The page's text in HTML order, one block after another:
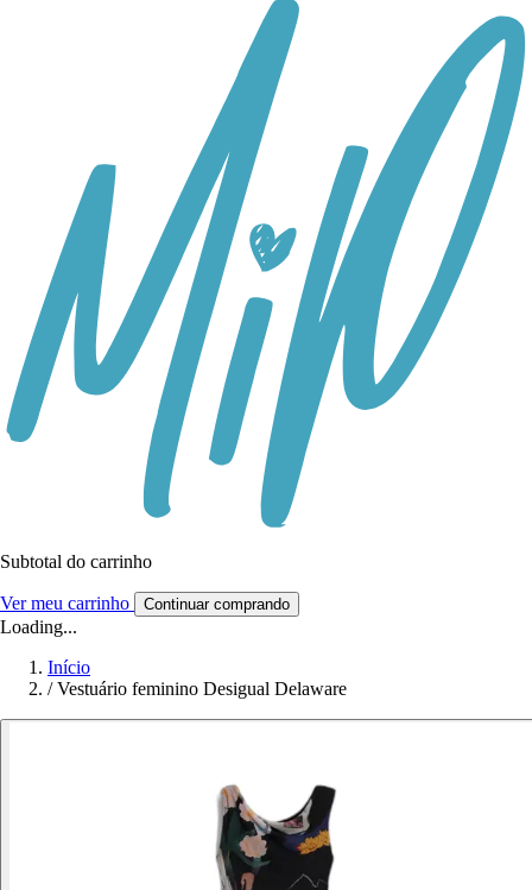
Subtotal do carrinho
Ver meu carrinho Continuar comprando
Loading...
Início
/ Vestuário feminino Desigual Delaware